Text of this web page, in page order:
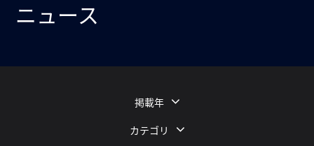
ニュース
掲載年
カテゴリ